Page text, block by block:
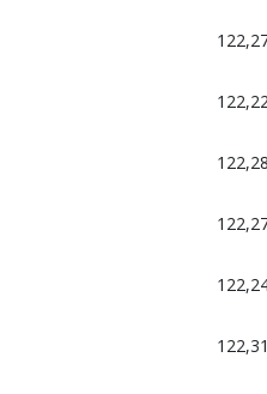
122,28
122,31